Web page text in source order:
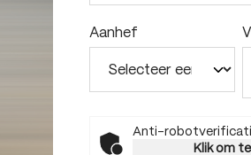
Aanhef
Anti-
Klik om